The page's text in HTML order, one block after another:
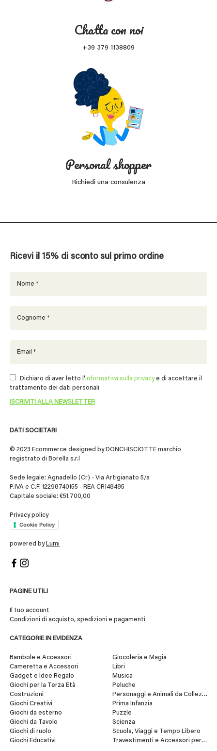
Chatta con noi
+39 379 1138809
Personal shopper
Richiedi una consulenza
DATI SOCIETARI
© 2023 Ecommerce designed by DONCHISCIOTTE marchio
registrato di Borella s.r.l
Sede legale: Agnadello (Cr) - Via Artigianato 5/a
P.IVA e C.F. 12298740155 - REA CR148485
Capitale sociale: €51.700,00
Privacy policy
Cookie Policy
powered by Lumi
PAGINE UTILI
Il tuo account
Condizioni di acquisto, spedizioni e pagamenti
CATEGORIE IN EVIDENZA
Bambole e Accessori
Cameretta e Accessori
Gadget e Idee Regalo
Giochi per la Terza Età
Costruzioni
Giochi Creativi
Giochi da esterno
Giochi da Tavolo
Giochi di ruolo
Giochi Educativi
Giocoleria e Magia
Libri
Musica
Peluche
Personaggi e Animali da Collezione
Prima Infanzia
Puzzle
Scienza
Scuola, Viaggi e Tempo Libero
Travestimenti e Accessori per
Ricevi il 15% di sconto sul primo ordine
Dichiaro di aver letto l'informativa sulla privacye di accettare il
trattamento dei dati personali